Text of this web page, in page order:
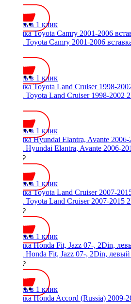
Купить в 1 клик
Рамка Toyota Camry 2001-2006
Купить в 1 клик
Рамка Toyota Land Cruiser 1998-2002
Купить в 1 клик
Рамка Hyundai Elantra, Avante 2006-
2300 ₽
Купить в 1 клик
Рамка Toyota Land Cruiser 2007-2015
1800 ₽
Купить в 1 клик
Рамка Honda Fit, Jazz 07-, 2Din, левый
2400 ₽
Купить в 1 клик